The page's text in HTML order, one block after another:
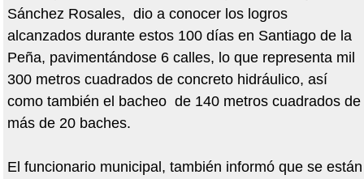
Sánchez Rosales, dio a conocer los logros
alcanzados durante estos 100 días en Santiago de la
Peña, pavimentándose 6 calles, lo que representa mil
300 metros cuadrados de concreto hidráulico, así
como también el bacheo de 140 metros cuadrados de
más de 20 baches.
El funcionario municipal, también informó que se están